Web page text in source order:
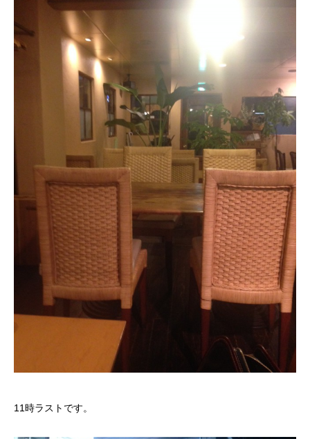
11時ラストです。